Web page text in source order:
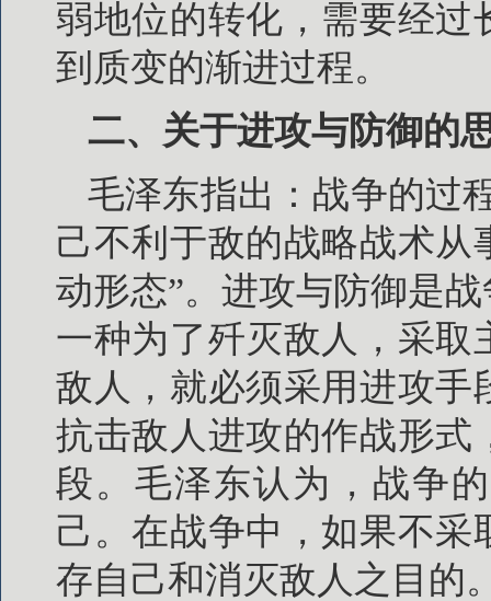
弱地位的转化，需要经过
到质变的渐进过程。
二、关于进攻与防御的
毛泽东指出：战争的过
己不利于敌的战略战术
动形态”。进攻与防御是
一种为了歼灭敌人，采
敌人，就必须采用进攻手
抗击敌人进攻的作战形式
段。毛泽东认为，战争
己。在战争中，如果不
存自己和消灭敌人之目的